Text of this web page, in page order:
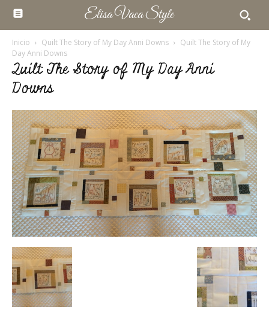
Elisa Vaca Style
Inicio Quilt The Story of My Day Anni Downs
Quilt The Story of My
Day Anni Downs
Quilt The Story of My Day Anni
Downs